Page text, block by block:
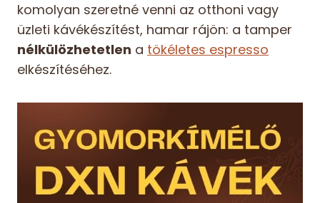
komolyan szeretné venni az otthoni vagy
üzleti kávékészítést, hamar rájön: a tamper
nélkülözhetetlen a tökéletes espresso
elkészítéséhez.